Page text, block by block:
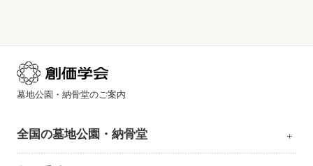
墓地公園・納骨堂のご案内
全国の墓地公園・納骨堂